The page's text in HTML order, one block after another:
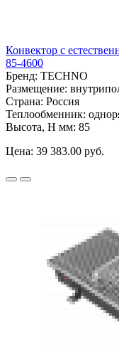
Конвектор с
85-4600
Бренд: TECHNO
Размещение:
Страна: Россия
Теплообменник:
Высота, H мм: 85
Цена: 39 383.00 руб.